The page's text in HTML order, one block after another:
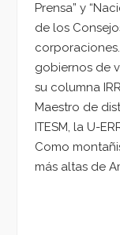
Prensa” y
de los
gobiernos de
su columna
Maestro de
ITESM, la U-
Como
más altas de